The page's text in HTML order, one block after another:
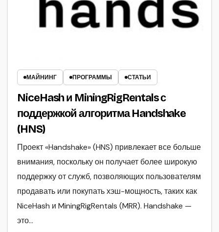
МАЙНИНГ ПРОГРАММЫ СТАТЬИ
NiceHash и MiningRigRentals с
поддержкой алгоритма Handshake
(HNS)
Проект «Handshake» (HNS) привлекает все больше
внимания, поскольку он получает более широкую
поддержку от служб, позволяющих пользователям
продавать или покупать хэш-мощность, таких как
NiceHash и MiningRigRentals (MRR). Handshake —
это…